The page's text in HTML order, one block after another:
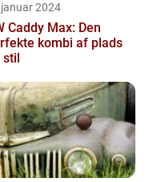
2024
Caddy Max: Den
kombi af plads
stil